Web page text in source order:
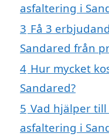
asfaltering i
3 Få 3
Sandared från
4 Hur mycket
Sandared?
5 Vad hjälper
asfaltering i